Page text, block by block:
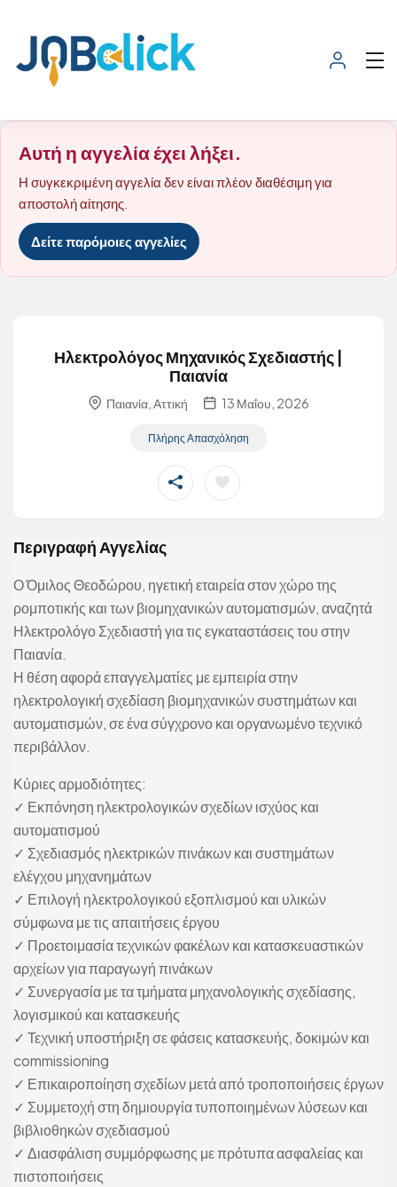
Αυτή η αγγελία έχει λήξει.
Η συγκεκριμένη αγγελία δεν είναι πλέον διαθέσιμη για
αποστολή αίτησης.
Δείτε παρόμοιες αγγελίες
Ηλεκτρολόγος Μηχανικός Σχεδιαστής |
Παιανία
Παιανία, Αττική 13 Μαΐου, 2026
Πλήρης Απασχόληση
Περιγραφή Αγγελίας
Ο Όμιλος Θεοδώρου, ηγετική εταιρεία στον χώρο της
ρομποτικής και των βιομηχανικών αυτοματισμών, αναζητά
Ηλεκτρολόγο Σχεδιαστή για τις εγκαταστάσεις του στην
Παιανία.
Η θέση αφορά επαγγελματίες με εμπειρία στην
ηλεκτρολογική σχεδίαση βιομηχανικών συστημάτων και
αυτοματισμών, σε ένα σύγχρονο και οργανωμένο τεχνικό
περιβάλλον.
Κύριες αρμοδιότητες:
✓ Εκπόνηση ηλεκτρολογικών σχεδίων ισχύος και
αυτοματισμού
✓ Σχεδιασμός ηλεκτρικών πινάκων και συστημάτων
ελέγχου μηχανημάτων
✓ Επιλογή ηλεκτρολογικού εξοπλισμού και υλικών
σύμφωνα με τις απαιτήσεις έργου
✓ Προετοιμασία τεχνικών φακέλων και κατασκευαστικών
αρχείων για παραγωγή πινάκων
✓ Συνεργασία με τα τμήματα μηχανολογικής σχεδίασης,
λογισμικού και κατασκευής
✓ Τεχνική υποστήριξη σε φάσεις κατασκευής, δοκιμών και
commissioning
✓ Επικαιροποίηση σχεδίων μετά από τροποποιήσεις έργων
✓ Συμμετοχή στη δημιουργία τυποποιημένων λύσεων και
βιβλιοθηκών σχεδιασμού
✓ Διασφάλιση συμμόρφωσης με πρότυπα ασφαλείας και
πιστοποιήσεις